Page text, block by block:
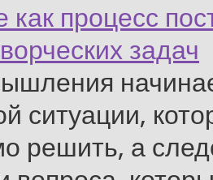
процесс
задач
ситуации,
решить, а